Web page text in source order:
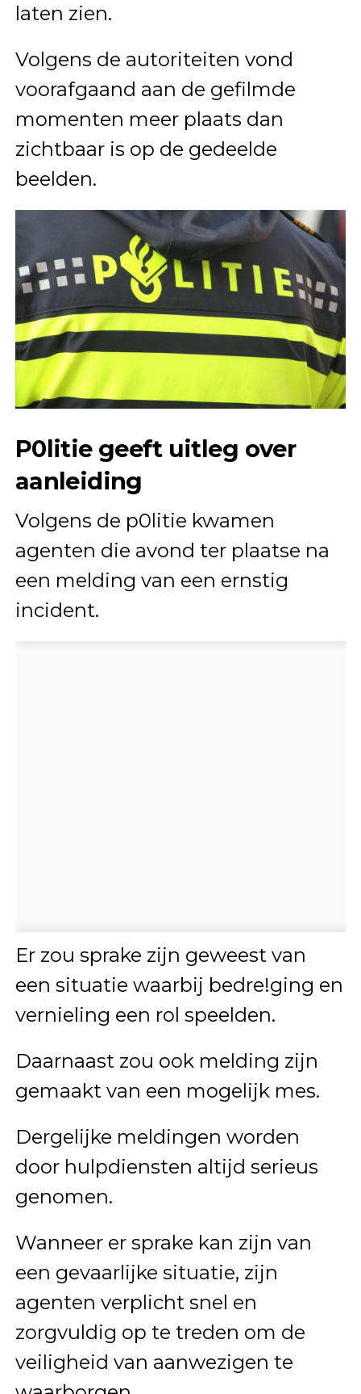
laten zien.
Volgens de autoriteiten vond
voorafgaand aan de gefilmde
momenten meer plaats dan
zichtbaar is op de gedeelde
beelden.
P0litie geeft uitleg over
aanleiding
Volgens de p0litie kwamen
agenten die avond ter plaatse na
een melding van een ernstig
incident.
Er zou sprake zijn geweest van
een situatie waarbij bedre!ging en
vernieling een rol speelden.
Daarnaast zou ook melding zijn
gemaakt van een mogelijk mes.
Dergelijke meldingen worden
door hulpdiensten altijd serieus
genomen.
Wanneer er sprake kan zijn van
een gevaarlijke situatie, zijn
agenten verplicht snel en
zorgvuldig op te treden om de
veiligheid van aanwezigen te